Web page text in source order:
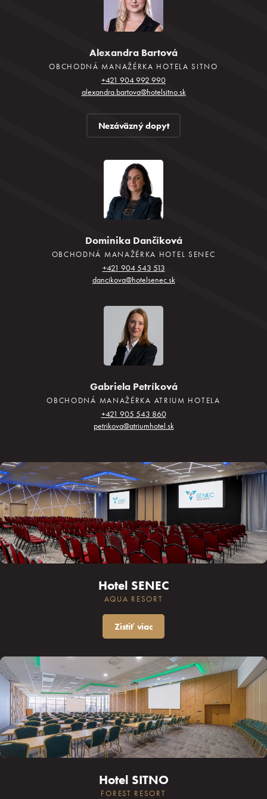
Firemné podujatia
Relax a bazény
Gastronómia
Alexandra Bartová
OBCHODNÁ MANAŽÉRKA HOTELA SITNO
+421 904 992 990
alexandra.bartova@hotelsitno.sk
Nezáväzný dopyt
Dominika Dančíková
OBCHODNÁ MANAŽÉRKA HOTEL SENEC
+421 904 543 513
dancikova@hotelsenec.sk
Gabriela Petríková
OBCHODNÁ MANAŽÉRKA ATRIUM HOTELA
+421 905 543 860
petrikova@atriumhotel.sk
Hotel SENEC
AQUA RESORT
Zistiť viac
Hotel SITNO
FOREST RESORT